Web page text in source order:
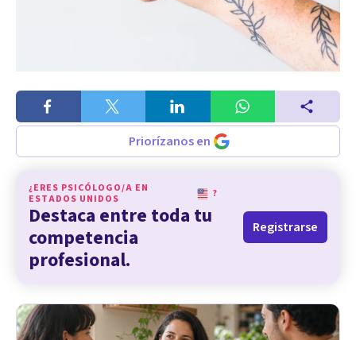
Priorízanos en
¿ERES PSICÓLOGO/A EN
ESTADOS UNIDOS
?
Destaca entre toda tu
competencia
profesional.
Registrarse